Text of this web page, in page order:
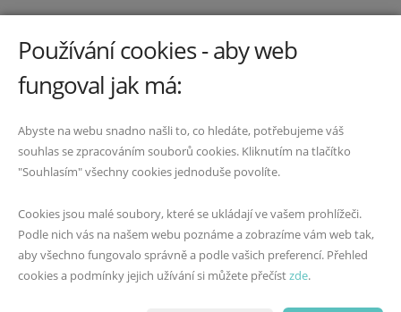
Kontakt
Ochrana osobních údajů
Kontakty
info@andreadudova.cz
Používání cookies - aby web
fungoval jak má:
Abyste na webu snadno našli to, co hledáte, potřebujeme váš
souhlas se zpracováním souborů cookies. Kliknutím na tlačítko
"Souhlasím" všechny cookies jednoduše povolíte.
Cookies jsou malé soubory, které se ukládají ve vašem prohlížeči.
Podle nich vás na našem webu poznáme a zobrazíme vám web tak,
aby všechno fungovalo správně a podle vašich preferencí. Přehled
cookies a podmínky jejich užívání si můžete přečístzde.